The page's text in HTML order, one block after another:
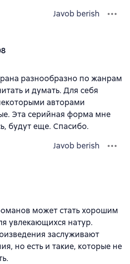
Javob berish
разнообразно по жанрам
и думать. Для себя
авторами
Эта серийная форма мне
будут еще. Спасибо.
Javob berish
может стать хорошим
увлекающихся натур.
заслуживают
но есть и такие, которые не